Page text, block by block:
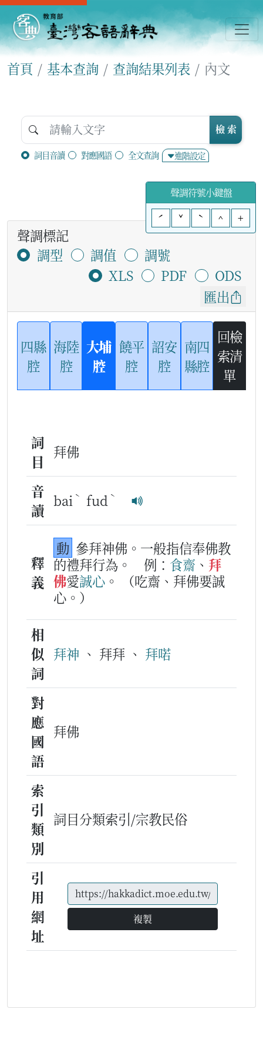
首頁 基本查詢 查詢結果列表 內文
詞目音讀 對應國語 全文查詢 進階設定
檢 索
聲調符號小鍵盤
ˊ
ˇ ˋ ^ +
聲調標記
調型
調值
調號
XLS
PDF
ODS
匯出
四縣
腔
海陸
腔
大埔
腔
饒平
腔
詔安
腔
南四
縣腔
回檢
索清
單
詞
目
拜佛
音
讀
bai ˋ fud ˋ
釋
義
動 參拜神佛。一般指信奉佛教
的禮拜行為。
例： 食齋 、 拜
佛愛誠心 。
（吃齋、拜佛要誠
心。）
相
似
詞
拜神 、 拜拜 、 拜喏
對
應
國
語
拜佛
索
引
類
別
詞目分類索引/宗教民俗
引
用
網
址
複製